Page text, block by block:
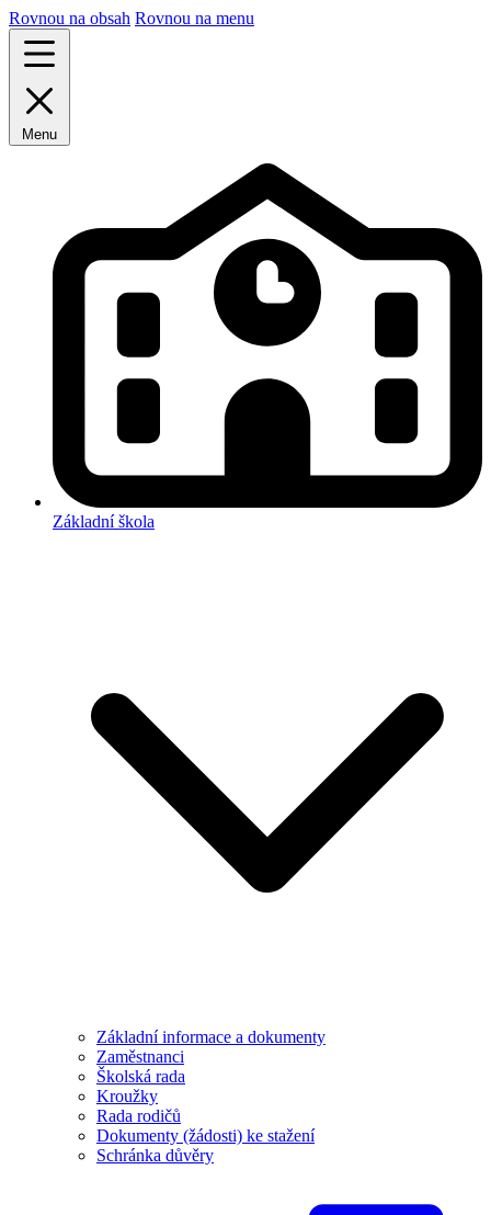
Rovnou na obsah Rovnou na menu
Menu
Základní škola
Základní informace a dokumenty
Zaměstnanci
Školská rada
Kroužky
Rada rodičů
Dokumenty (žádosti) ke stažení
Schránka důvěry